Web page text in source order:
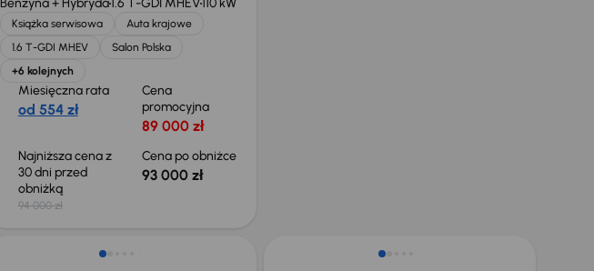
Benzyna + Hybryda1.6 T-GDI MHEV110 kW
Książka serwisowa
Auta krajowe
1.6 T-GDI MHEV
Salon Polska
+6 kolejnych
Miesięczna rata
od 554 zł
Cena
promocyjna
89 000 zł
Najniższa cena z
30 dni przed
obniżką
94 000 zł
Cena po obniżce
93 000 zł
Taniej o 1 500 zł